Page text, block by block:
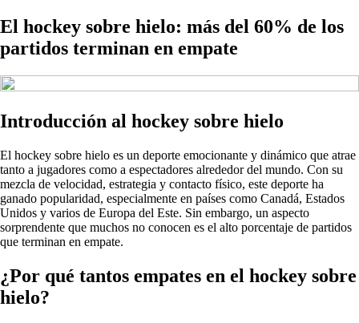
El hockey sobre hielo: más del 60% de los
partidos terminan en empate
Introducción al hockey sobre hielo
El hockey sobre hielo es un deporte emocionante y dinámico que atrae
tanto a jugadores como a espectadores alrededor del mundo. Con su
mezcla de velocidad, estrategia y contacto físico, este deporte ha
ganado popularidad, especialmente en países como Canadá, Estados
Unidos y varios de Europa del Este. Sin embargo, un aspecto
sorprendente que muchos no conocen es el alto porcentaje de partidos
que terminan en empate.
¿Por qué tantos empates en el hockey sobre
hielo?